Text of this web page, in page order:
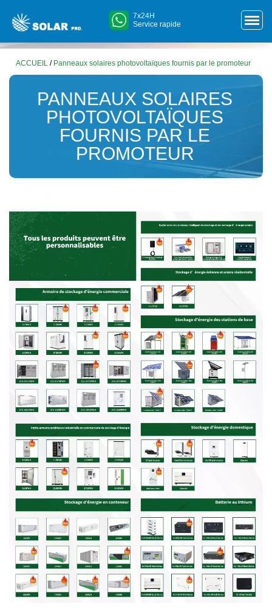
7x24H
Service rapide
ACCUEIL / Panneaux solaires photovoltaïques fournis par le promoteur
PANNEAUX SOLAIRES
PHOTOVOLTAÏQUES
FOURNIS PAR LE
PROMOTEUR